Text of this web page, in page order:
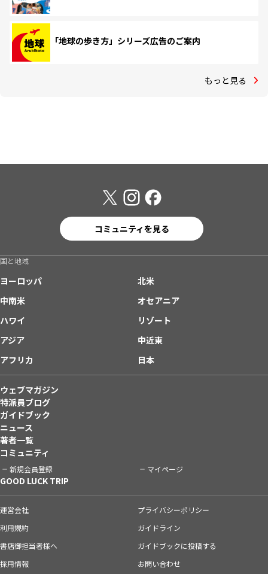
「地球の歩き方」シリーズ広告のご案内
もっと見る
コミュニティを見る
国と地域
ヨーロッパ
北米
中南米
オセアニア
ハワイ
リゾート
アジア
中近東
アフリカ
日本
ウェブマガジン
特派員ブログ
ガイドブック
ニュース
著者一覧
コミュニティ
新規会員登録 マイページ
GOOD LUCK TRIP
運営会社
プライバシーポリシー
利用規約
ガイドライン
書店御担当者様へ
ガイドブックに投稿する
採用情報
お問い合わせ